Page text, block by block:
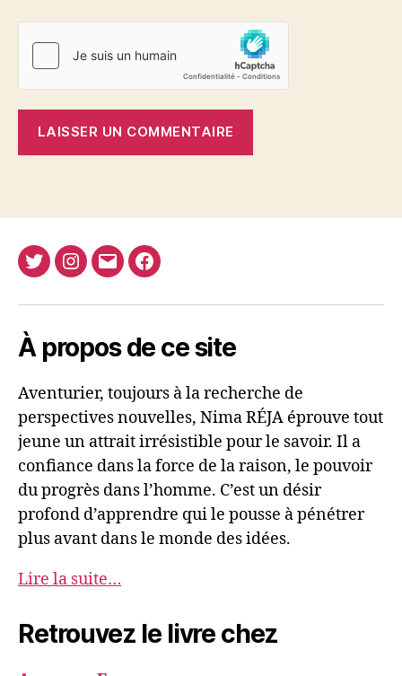
TwitterInstagram
E-
Facebook
À propos de ce site
Aventurier, toujours à la recherche de
perspectives nouvelles, Nima RÉJA éprouve tout
jeune un attrait irrésistible pour le savoir. Il a
confiance dans la force de la raison, le pouvoir
du progrès dans l’homme. C’est un désir
profond d’apprendre qui le pousse à pénétrer
plus avant dans le monde des idées.
Lire la suite…
Retrouvez le livre chez